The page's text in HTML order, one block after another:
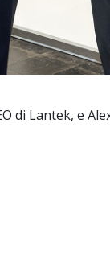
di Lantek, e